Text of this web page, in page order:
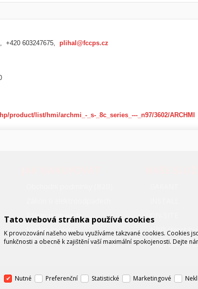
+420 603247675, plihal@fccps.cz
product/list/hmi/archmi_-_s-_8c_series_---_n97/3602/ARCHMI
Zákon o obalech
Správa cookies
NBD (Next
BEZPLATNÉ
Tato webová stránka používá cookies
K provozování našeho webu využíváme takzvané cookies. Cookies
funkčnosti a obecně k zajištění vaší maximální spokojenosti. Dejte
Nutné Preferenční Statistické Marketingové